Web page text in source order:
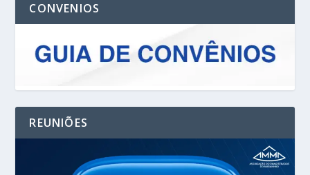
CONVENIOS
REUNIÕES